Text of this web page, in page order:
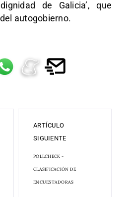
de Galicia’, que
autogobierno.
ARTÍCULO
SIGUIENTE
POLLCHECK -
CLASIFICACIÓN DE
ENCUESTADORAS